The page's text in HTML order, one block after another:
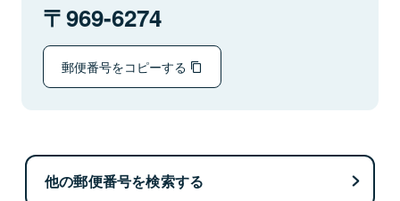
969-6274
郵便番号をコピーする
他の郵便番号を検索する